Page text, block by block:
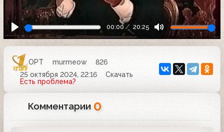
00:00 20:25
ОРТ murmeow
826
25 октября 2024, 22:16
Скачать
Есть проблема?
Комментарии 0